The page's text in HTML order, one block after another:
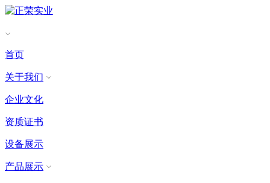
首页
关于我们
企业文化
资质证书
设备展示
产品展示